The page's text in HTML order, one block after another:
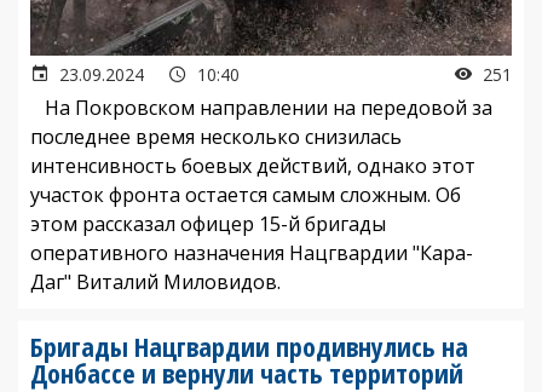
23.09.2024 10:40 251
На Покровском направлении на передовой за
последнее время несколько снизилась
интенсивность боевых действий, однако этот
участок фронта остается самым сложным. Об
этом рассказал офицер 15-й бригады
оперативного назначения Нацгвардии "Кара-
Даг" Виталий Миловидов.
Бригады Нацгвардии продивнулись на
Донбассе и вернули часть территорий